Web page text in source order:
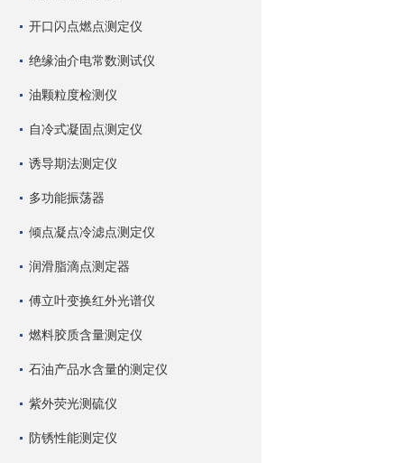
开口闪点燃点测定仪
绝缘油介电常数测试仪
油颗粒度检测仪
自冷式凝固点测定仪
诱导期法测定仪
多功能振荡器
倾点凝点冷滤点测定仪
润滑脂滴点测定器
傅立叶变换红外光谱仪
燃料胶质含量测定仪
石油产品水含量的测定仪
紫外荧光测硫仪
防锈性能测定仪